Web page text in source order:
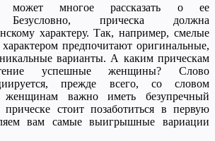
может многое рассказать о ее
Безусловно, прическа должна
характеру. Так, например, смелые
предпочитают оригинальные,
варианты. А каким прическам
успешные женщины? Слово
прежде всего, со словом
женщинам важно иметь безупречный
стоит позаботиться в первую
вам самые выигрышные вариации